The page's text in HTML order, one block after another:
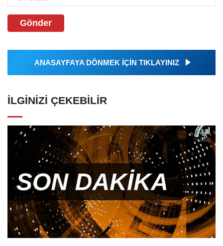
Gönder
ANASAYFAYA DÖNMEK İÇİN TIKLAYINIZ
İLGINIZI ÇEKEBILIR